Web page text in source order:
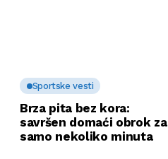
Sportske vesti
Brza pita bez kora:
savršen domaći obrok za
samo nekoliko minuta